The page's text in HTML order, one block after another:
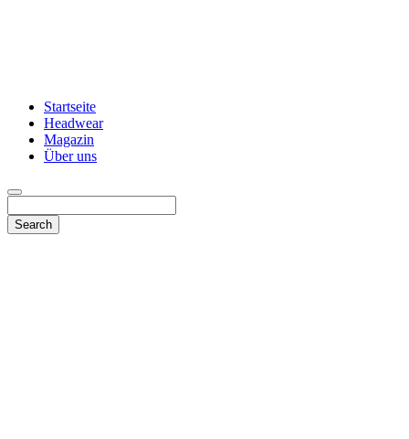
Startseite
Headwear
Magazin
Über uns